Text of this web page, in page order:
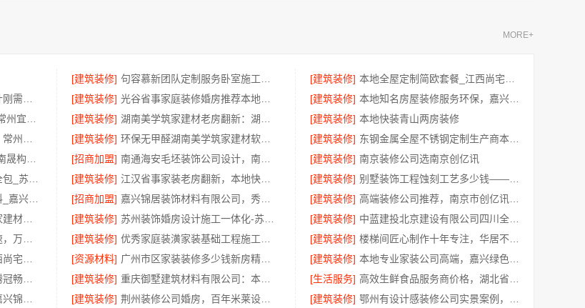
MORE+
[建筑装修] [建筑装修]
[建筑装修] [建筑装修]
本地知名房屋装修服务环保，嘉兴绿色之家建材科技有限公司
[建筑装修] [建筑装修] 本地快装青山两房装修
[建筑装修] [建筑装修]
东钢金属全屋不锈钢定制生产商本地-江苏东钢金属科技有限公司
[招商加盟] [建筑装修] 南京装修公司选南京创亿讯
[建筑装修] [建筑装修]
别墅装饰工程蚀刻工艺多少钱——江苏东钢金属家居报价
[招商加盟] [建筑装修]
[建筑装修] [建筑装修]
中蓝建投北京建设有限公司四川全包重钢别墅
[建筑装修] [建筑装修]
楼梯间匠心制作十年专注，华居不锈钢品质升级
[资源材料] [建筑装修]
[建筑装修] [生活服务]
[建筑装修] [建筑装修]